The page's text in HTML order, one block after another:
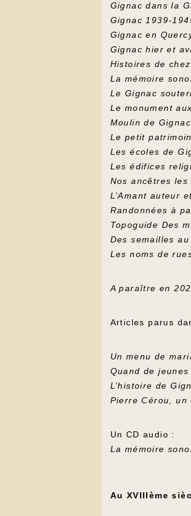
Gignac dans la
Gignac 1939-
Gignac en
Gignac hier et
Histoires de
La mémoire
Le Gignac
Le monument
Moulin de
Le petit
Les écoles de
Les édifices
Nos ancêtres
L’Amant auteur
Randonnées à
Topoguide Des
Des semailles
Les noms de
A paraître en
Articles parus
Un menu de
Quand de
L’histoire de
Pierre Cérou, un
Un CD audio :
La mémoire
Au XVIIIème